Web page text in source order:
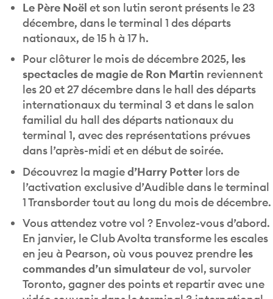
Le Père Noël et son lutin seront présents le 23
décembre, dans le terminal 1 des départs
nationaux, de 15 h à 17 h.
Pour clôturer le mois de décembre 2025, les
spectacles de magie de Ron Martin reviennent
les 20 et 27 décembre dans le hall des départs
internationaux du terminal 3 et dans le salon
familial du hall des départs nationaux du
terminal 1, avec des représentations prévues
dans l’après-midi et en début de soirée.
Découvrez la magied’Harry Potterlors de
l’activation exclusive d’Audible dans le terminal
1 Transborder tout au long du mois de décembre.
Vous attendez votre vol ? Envolez-vous d’abord.
En janvier, le Club Avolta transforme les escales
en jeu à Pearson, où vous pouvez prendre les
commandes d’un simulateurde vol, survoler
Toronto, gagner des points et repartir avec une